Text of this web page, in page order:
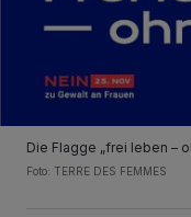
Die Flagge „frei leben –
Foto: TERRE DES FEMMES